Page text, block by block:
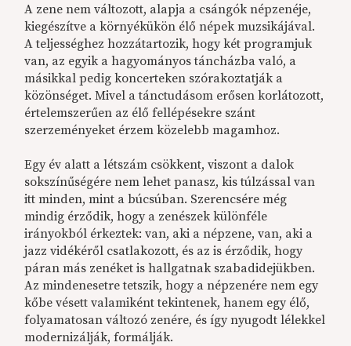
A zene nem változott, alapja a csángók népzenéje,
kiegészítve a környékükön élő népek muzsikájával.
A teljességhez hozzátartozik, hogy két programjuk
van, az egyik a hagyományos táncházba való, a
másikkal pedig koncerteken szórakoztatják a
közönséget. Mivel a tánctudásom erősen korlátozott,
értelemszerűen az élő fellépésekre szánt
szerzeményeket érzem közelebb magamhoz.
Egy év alatt a létszám csökkent, viszont a dalok
sokszínűségére nem lehet panasz, kis túlzással van
itt minden, mint a búcsúban. Szerencsére még
mindig érződik, hogy a zenészek különféle
irányokból érkeztek: van, aki a népzene, van, aki a
jazz vidékéről csatlakozott, és az is érződik, hogy
páran más zenéket is hallgatnak szabadidejükben.
Az mindenesetre tetszik, hogy a népzenére nem egy
kőbe vésett valamiként tekintenek, hanem egy élő,
folyamatosan változó zenére, és így nyugodt lélekkel
modernizálják, formálják.